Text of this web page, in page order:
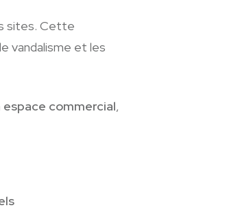
sites. Cette
vandalisme et les
commercial,